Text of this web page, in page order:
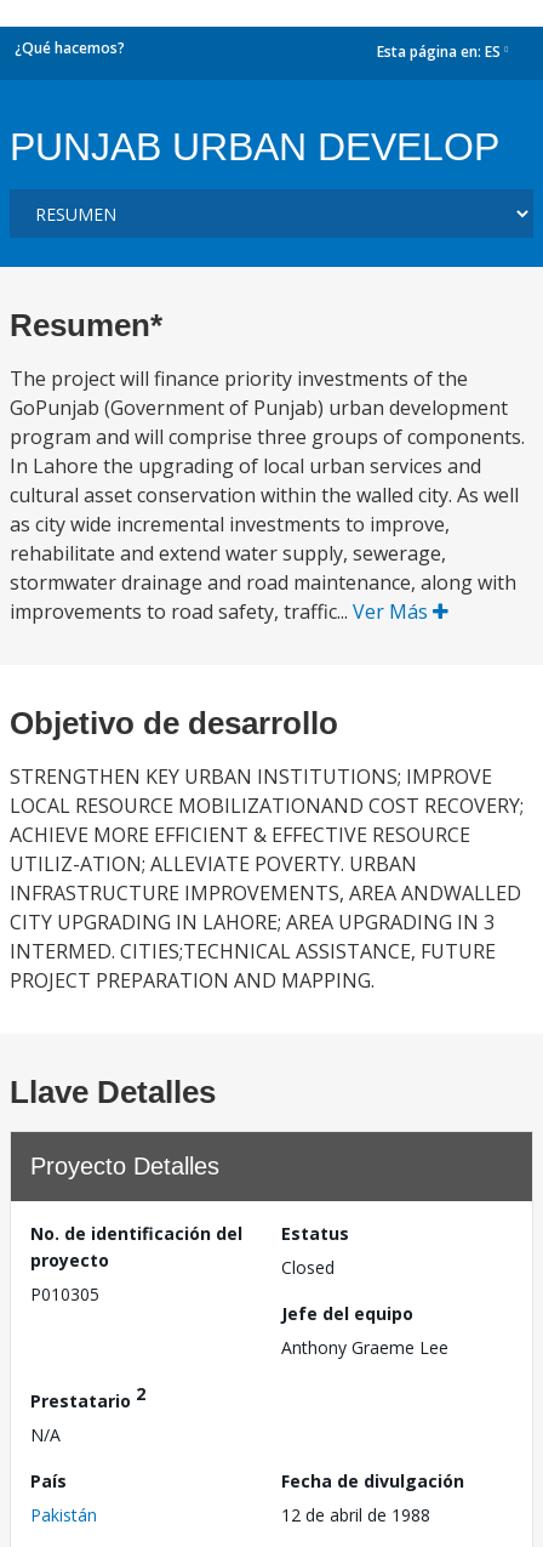
¿Qué hacemos? Esta página en: ES
PUNJAB URBAN DEVELOP
Resumen*
The project will finance priority investments of the
GoPunjab (Government of Punjab) urban development
program and will comprise three groups of components.
In Lahore the upgrading of local urban services and
cultural asset conservation within the walled city. As well
as city wide incremental investments to improve,
rehabilitate and extend water supply, sewerage,
stormwater drainage and road maintenance, along with
improvements to road safety, traffic... Ver Más
Objetivo de desarrollo
STRENGTHEN KEY URBAN INSTITUTIONS; IMPROVE
LOCAL RESOURCE MOBILIZATIONAND COST RECOVERY;
ACHIEVE MORE EFFICIENT & EFFECTIVE RESOURCE
UTILIZ-ATION; ALLEVIATE POVERTY. URBAN
INFRASTRUCTURE IMPROVEMENTS, AREA ANDWALLED
CITY UPGRADING IN LAHORE; AREA UPGRADING IN 3
INTERMED. CITIES;TECHNICAL ASSISTANCE, FUTURE
PROJECT PREPARATION AND MAPPING.
Llave Detalles
Proyecto Detalles
No. de identificación del
proyecto
P010305
Estatus
Closed
Jefe del equipo
Anthony Graeme Lee
Prestatario 2
N/A
País
Pakistán
Fecha de divulgación
12 de abril de 1988